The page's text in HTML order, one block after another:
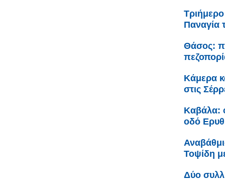
Παναγία
Θάσος:
Κάμερα
στις
Καβάλα:
οδό
Τοψίδη
Δύο